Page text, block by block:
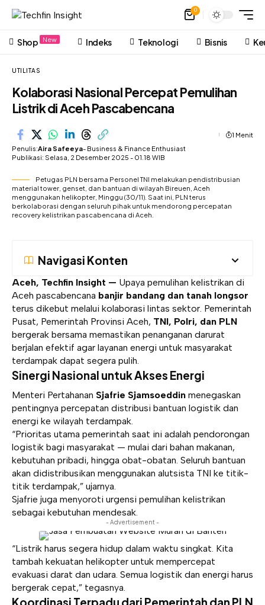
0
Shop New Indeks Teknologi Bisnis
UTILITAS
Kolaborasi Nasional Percepat Pemulihan
Listrik di Aceh Pascabencana
Penulis:Aira Safeeya- Business & Finance Enthusiast
Publikasi: Selasa, 2 Desember 2025 - 01.18 WIB
1 Menit
Petugas PLN bersama Personel TNI melakukan pendistribusian
material tower, genset, dan bantuan di wilayah Bireuen, Aceh
menggunakan helikopter, Minggu (30/11). Saat ini, PLN terus
berkolaborasi dengan seluruh pihak untuk mendorong percepatan
recovery kelistrikan pascabencana di Aceh.
Navigasi Konten
Aceh, Techfin Insight — Upaya pemulihan kelistrikan di
Aceh pascabencana banjir bandang dan tanah longsor
terus dikebut melalui kolaborasi lintas sektor. Pemerintah
Pusat, Pemerintah Provinsi Aceh, TNI, Polri, dan PLN
bergerak bersama memastikan penanganan darurat
berjalan efektif agar layanan energi untuk masyarakat
terdampak dapat segera pulih.
Sinergi Nasional untuk Akses Energi
Menteri Pertahanan Sjafrie Sjamsoeddin menegaskan
pentingnya percepatan distribusi bantuan logistik dan
energi ke wilayah terdampak.
“Prioritas utama pemerintah saat ini adalah pendorongan
logistik bagi masyarakat — mulai dari bahan makanan,
kebutuhan pribadi, hingga obat-obatan. Seluruh bantuan
akan didistribusikan menggunakan alutsista TNI ke titik-
titik terdampak,” ujarnya.
Sjafrie juga menyoroti urgensi pemulihan kelistrikan
sebagai kebutuhan mendesak.
- Advertisement -
“Listrik harus segera hidup dalam waktu singkat. Kita
tambah kekuatan helikopter untuk mempercepat
evakuasi darat dan udara. Semua logistik dan energi harus
bergerak cepat,” tegasnya.
Koordinasi Terpadu dari Pemerintah dan PLN